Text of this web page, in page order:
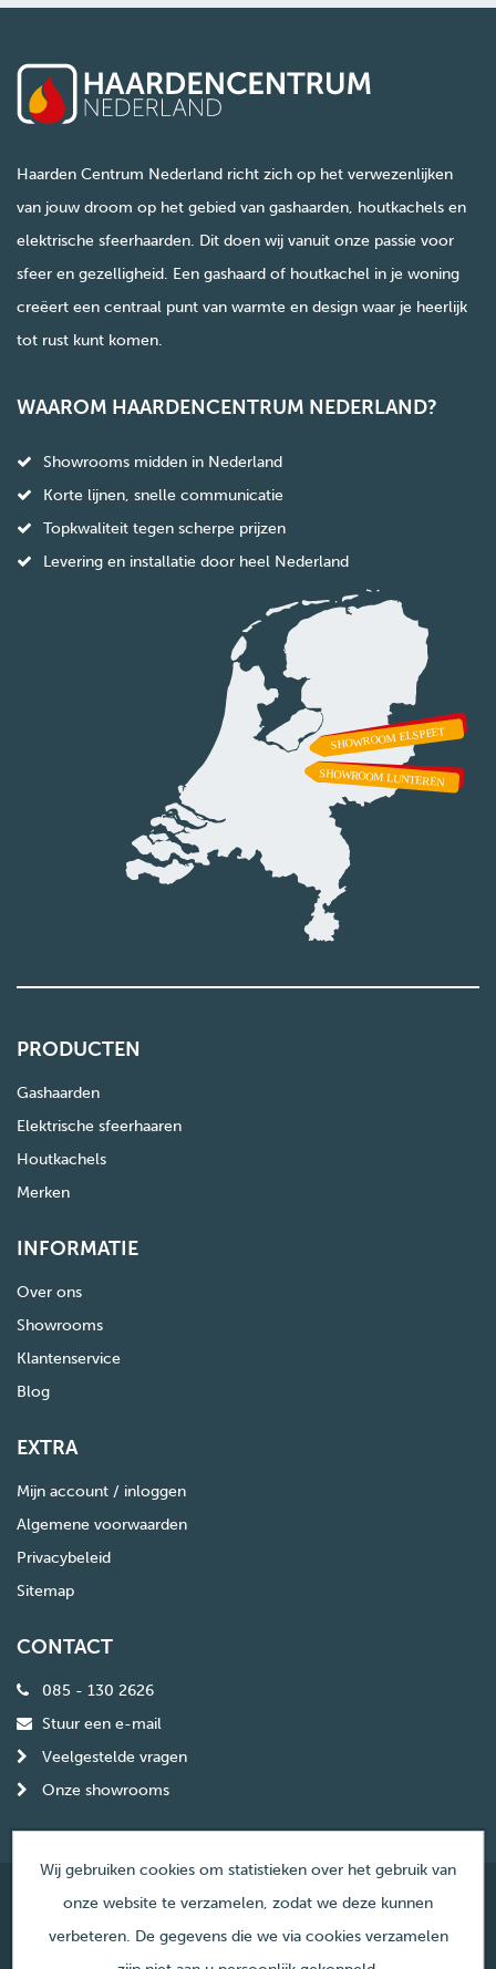
Haarden Centrum Nederland richt zich op het verwezenlijken
van jouw droom op het gebied van gashaarden, houtkachels en
elektrische sfeerhaarden. Dit doen wij vanuit onze passie voor
sfeer en gezelligheid. Een gashaard of houtkachel in je woning
creëert een centraal punt van warmte en design waar je heerlijk
tot rust kunt komen.
WAAROM HAARDENCENTRUM NEDERLAND?
Showrooms midden in Nederland
Korte lijnen, snelle communicatie
Topkwaliteit tegen scherpe prijzen
Levering en installatie door heel Nederland
PRODUCTEN
Gashaarden
Elektrische sfeerhaaren
Houtkachels
Merken
INFORMATIE
Over ons
Showrooms
Klantenservice
Blog
EXTRA
Mijn account / inloggen
Algemene voorwaarden
Privacybeleid
Sitemap
CONTACT
085 - 130 2626
Stuur een e-mail
Veelgestelde vragen
Onze showrooms
© Copyright Haardencentrum Nederland
Wij gebruiken cookies om statistieken over het gebruik van
onze website te verzamelen, zodat we deze kunnen
verbeteren. De gegevens die we via cookies verzamelen